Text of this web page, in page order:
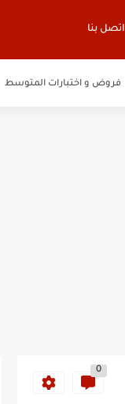
اتصل بنا
فروض و اختبارات المتوسط
0